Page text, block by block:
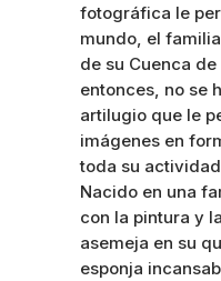
fotográfica le
mundo, el
de su Cuenca
entonces, no se
artilugio que le
imágenes en
toda su
Nacido en una
con la pintura y
asemeja en su
esponja